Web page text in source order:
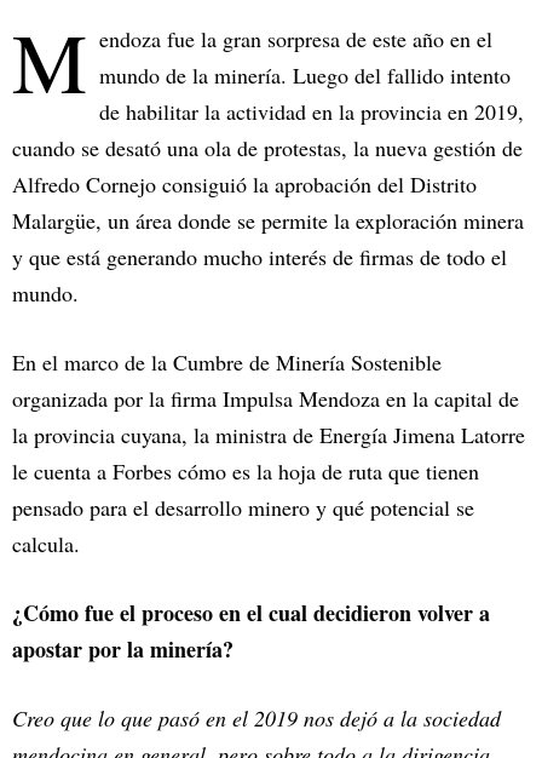
M endoza fue la gran sorpresa de este año en el
mundo de la minería. Luego del fallido intento
de habilitar la actividad en la provincia en 2019,
cuando se desató una ola de protestas, la nueva gestión de
Alfredo Cornejo consiguió la aprobación del Distrito
Malargüe, un área donde se permite la exploración minera
y que está generando mucho interés de firmas de todo el
mundo.
En el marco de la Cumbre de Minería Sostenible
organizada por la firma Impulsa Mendoza en la capital de
la provincia cuyana, la ministra de Energía Jimena Latorre
le cuenta a Forbes cómo es la hoja de ruta que tienen
pensado para el desarrollo minero y qué potencial se
calcula.
¿Cómo fue el proceso en el cual decidieron volver a
apostar por la minería?
Creo que lo que pasó en el 2019 nos dejó a la sociedad